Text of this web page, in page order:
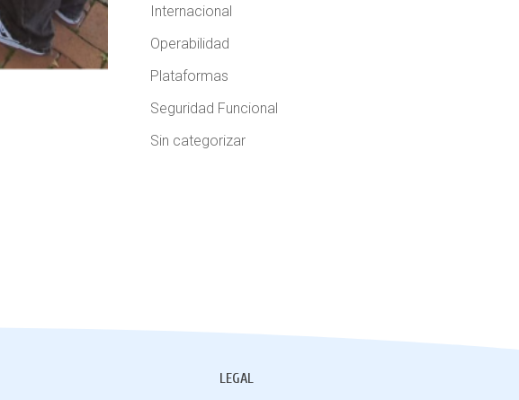
Internacional
Operabilidad
Plataformas
Seguridad Funcional
Sin categorizar
LEGAL